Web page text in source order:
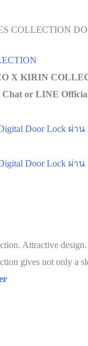
COLLECTION
X KIRIN
Chat or LINE
Attractive design.
gives not only a